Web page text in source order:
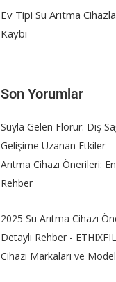
Ev Tipi Su Arıtma
Kaybı
Son Yorumlar
Suyla Gelen Florür: Diş
Gelişime Uzanan Etkiler –
Arıtma Cihazı Önerileri:
Rehber
2025 Su Arıtma Cihazı
Detaylı Rehber -
Cihazı Markaları ve